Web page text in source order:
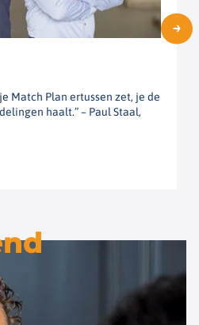
Match Plan ertussen zet, je de
haalt.” – Paul Staal,